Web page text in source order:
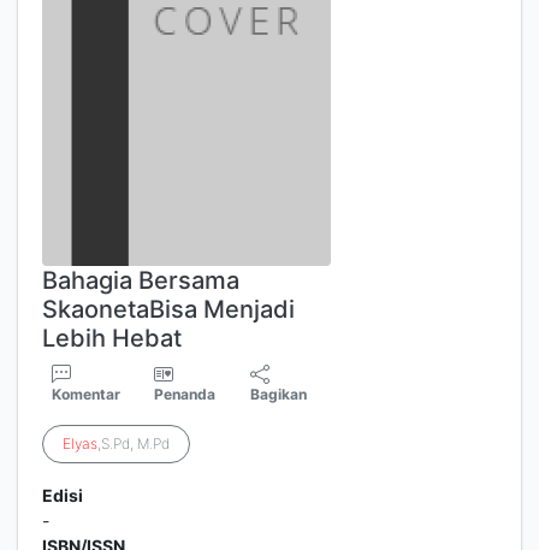
Bahagia Bersama
SkaonetaBisa Menjadi
Lebih Hebat
Komentar Penanda Bagikan
Elyas,S.Pd, M.Pd
Edisi
-
ISBN/ISSN